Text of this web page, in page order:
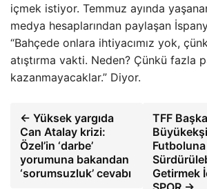
içmek istiyor. Temmuz ayında
medya hesaplarından paylaşan
“Bahçede onlara ihtiyacımız yok,
atıştırma vakti. Neden? Çünkü fazla
kazanmayacaklar.” Diyor.
← Yüksek yargıda
Can Atalay krizi:
Özel’in ‘darbe’
yorumuna bakandan
‘sorumsuzluk’ cevabı
TFF
Getirmek